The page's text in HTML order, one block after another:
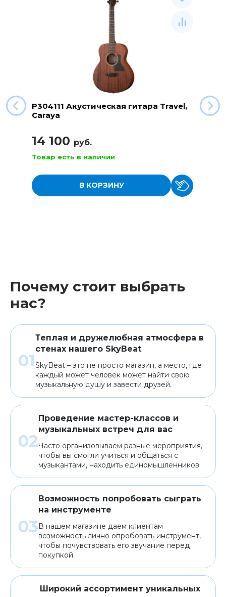
P304111 Акустическая гитара Travel,
Caraya
14 100 руб.
Товар есть в наличии
В КОРЗИНУ
Почему стоит выбрать
нас?
Теплая и дружелюбная атмосфера в
стенах нашего SkyBeat
SkyBeat – это не просто магазин, а место, где
каждый может человек может найти свою
музыкальную душу и завести друзей.
Проведение мастер-классов и
музыкальных встреч для вас
Часто организовываем разные мероприятия,
чтобы вы смогли учиться и общаться с
музыкантами, находить единомышленников.
Возможность попробовать сыграть
на инструменте
В нашем магазине даем клиентам
возможность лично опробовать инструмент,
чтобы почувствовать его звучание перед
покупкой.
Широкий ассортимент уникальных